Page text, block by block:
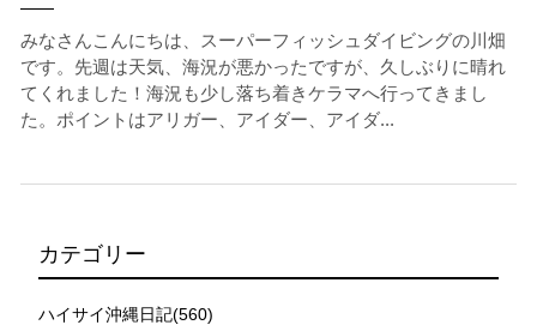
みなさんこんにちは、スーパーフィッシュダイビングの川畑
です。先週は天気、海況が悪かったですが、久しぶりに晴れ
てくれました！海況も少し落ち着きケラマへ行ってきまし
た。ポイントはアリガー、アイダー、アイダ...
カテゴリー
ハイサイ沖縄日記(560)